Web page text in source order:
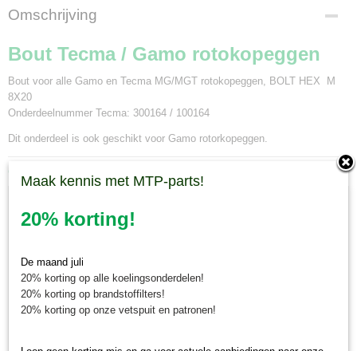
Bruto gewicht
0,10 Kg
Omschrijving
Bout Tecma / Gamo rotokopeggen
Bout voor alle Gamo en Tecma MG/MGT rotokopeggen, BOLT HEX M
8X20
Onderdeelnummer Tecma: 300164 / 100164
Dit onderdeel is ook geschikt voor Gamo rotorkopeggen.
Ook interessant
Maak kennis met MTP-parts!
20% korting!
De maand juli
20% korting op alle koelingsonderdelen!
20% korting op brandstoffilters!
20% korting op onze vetspuit en patronen!